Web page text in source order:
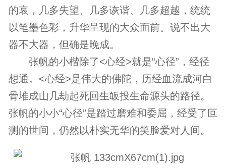
的哀，几多失望、几多诙谐、几多超越，统统
以笔墨色彩，升华呈现的大众面前。说不出大
器不大器，但确是晚成。
张帆的小楷除了<心经>就是“心径”，经径
想通。<心经>是伟大的佛陀，历经血流成河白
骨堆成山几劫起死回生皈投生命源头的路径。
张帆的小小“心径”是踏过磨难和委屈，经受了叵
测的世间，仍然以朴实无华的笑脸爱对人间。